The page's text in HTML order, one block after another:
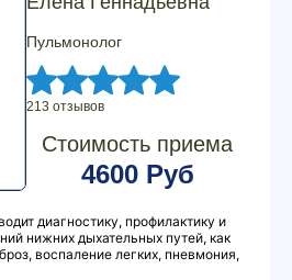
Пульмонолог
213 отзывов
Стоимость приема
4600 Руб
диагностику, профилактику и
нижних дыхательных путей, как
воспаление легких, пневмония,